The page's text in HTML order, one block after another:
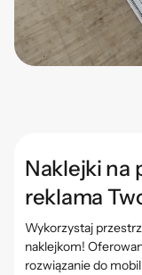
Naklejki na
reklama
Wykorzystaj
naklejkom!
rozwiązanie do